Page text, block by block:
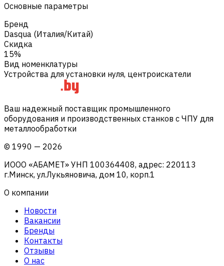
Основные параметры
Бренд
Dasqua (Италия/Китай)
Скидка
15%
Вид номенклатуры
Устройства для установки нуля, центроискатели
Ваш надежный поставщик промышленного
оборудования и производственных станков с ЧПУ для
металлообработки
© 1990 — 2026
ИООО «АБАМЕТ» УНП 100364408, адрес: 220113
г.Минск, ул.Лукьяновича, дом 10, корп.1
О компании
Новости
Вакансии
Бренды
Контакты
Отзывы
О нас